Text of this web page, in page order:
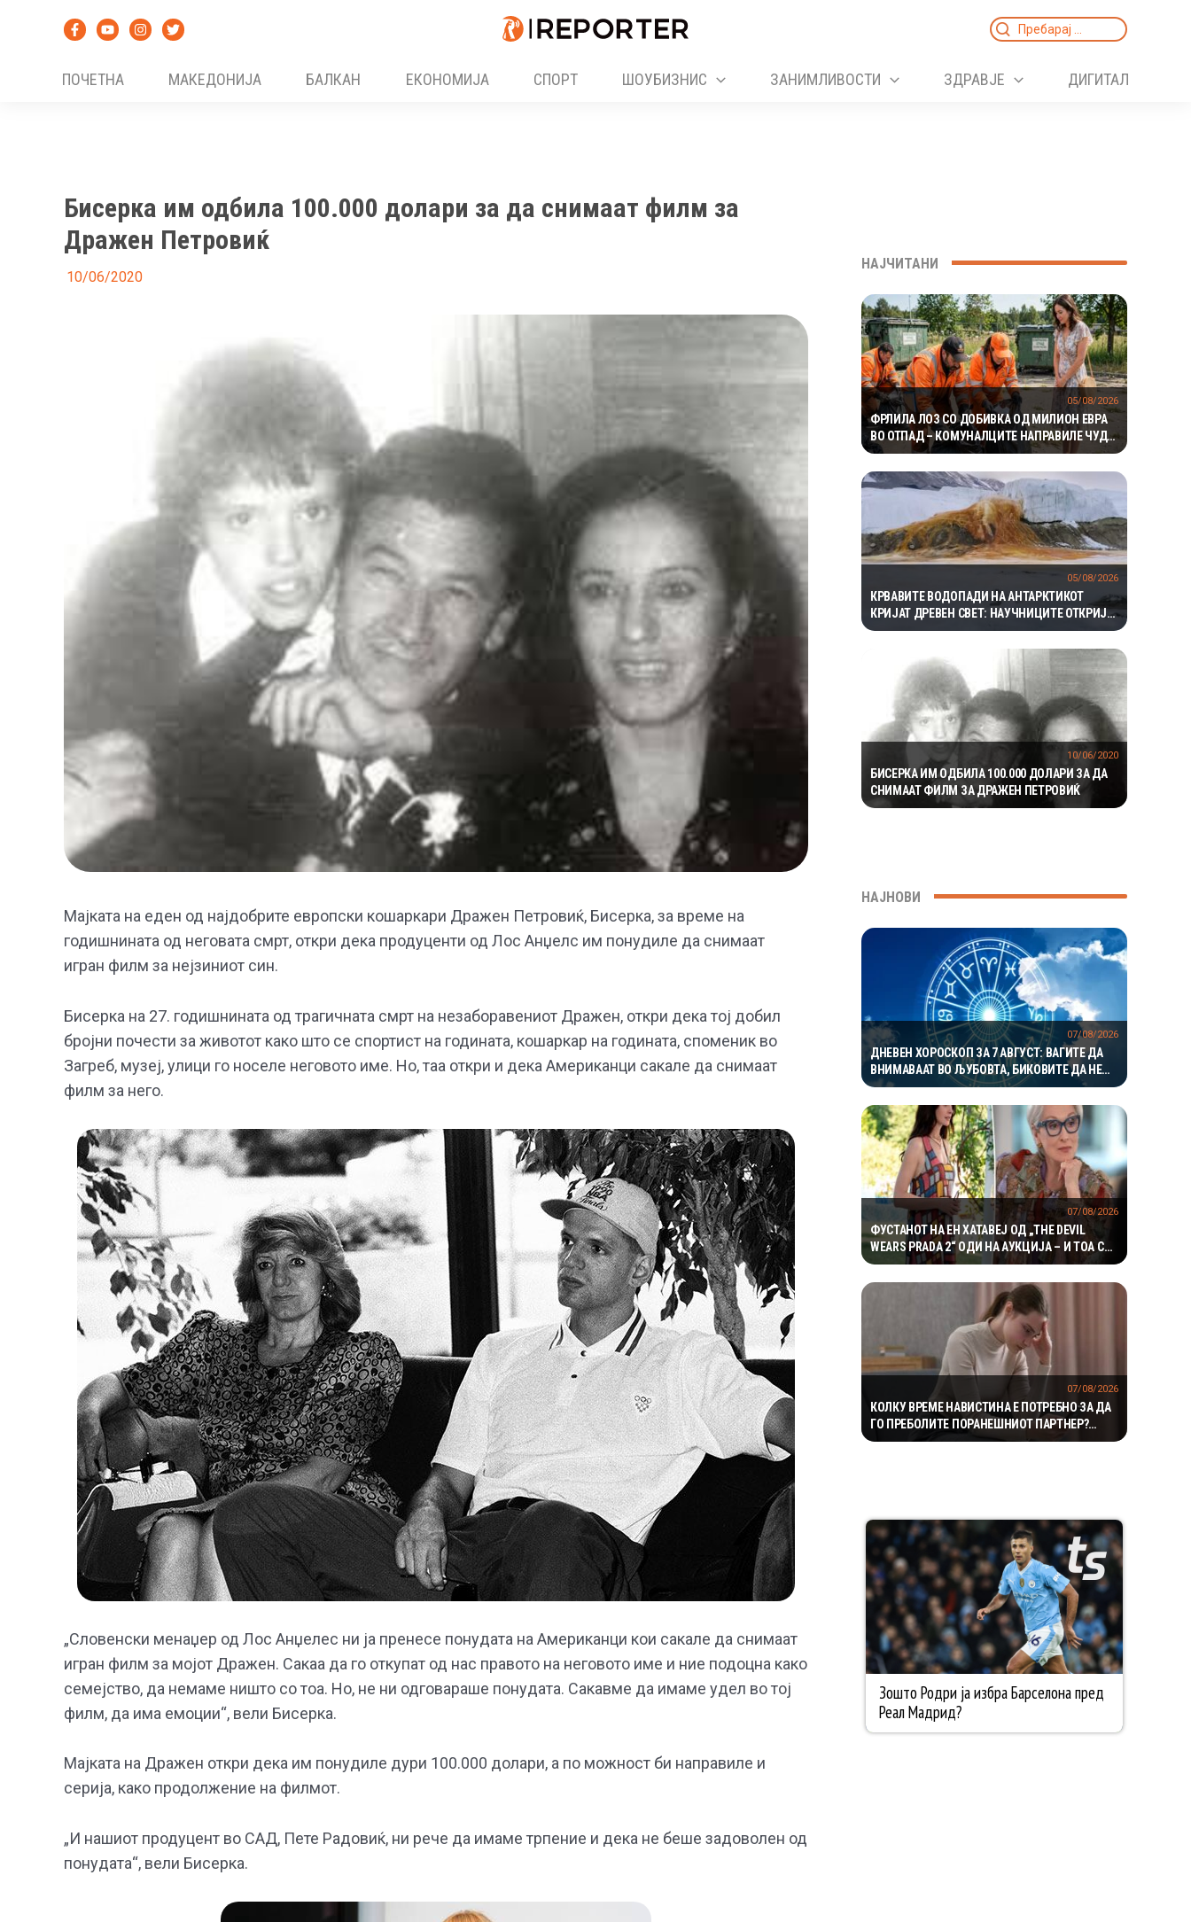
Search
ПОЧЕТНА
МАКЕДОНИЈА БАЛКАН ЕКОНОМИЈА СПОРТ ШОУБИЗНИС ЗАНИМЛИВОСТИ ЗДРАВЈЕ ДИГИТАЛ
Бисерка им одбила 100.000 долари за да снимаат филм за
Дражен Петровиќ
10/06/2020
Мајката на еден од најдобрите европски кошаркари Дражен Петровиќ, Бисерка, за време на
годишнината од неговата смрт, откри дека продуценти од Лос Анџелс им понудиле да снимаат
игран филм за нејзиниот син.
Бисерка на 27. годишнината од трагичната смрт на незаборавениот Дражен, откри дека тој добил
бројни почести за животот како што се спортист на годината, кошаркар на годината, споменик во
Загреб, музеј, улици го носеле неговото име. Но, таа откри и дека Американци сакале да снимаат
филм за него.
„Словенски менаџер од Лос Анџелес ни ја пренесе понудата на Американци кои сакале да снимаат
игран филм за мојот Дражен. Сакаа да го откупат од нас правото на неговото име и ние подоцна како
семејство, да немаме ништо со тоа. Но, не ни одговараше понудата. Сакавме да имаме удел во тој
филм, да има емоции“, вели Бисерка.
Мајката на Дражен откри дека им понудиле дури 100.000 долари, а по можност би направиле и
серија, како продолжение на филмот.
„И нашиот продуцент во САД, Пете Радовиќ, ни рече да имаме трпение и дека не беше задоволен од
понудата“, вели Бисерка.
НАЈЧИТАНИ
ФРЛИЛА ЛОЗ СО ДОБИВКА ОД МИЛИОН ЕВРА
ВО ОТПАД – КОМУНАЛЦИТЕ НАПРАВИЛЕ ЧУДО
ЗА ДА ГО ПРОНАЈДАТ
05/08/2026
КРВАВИТЕ ВОДОПАДИ НА АНТАРКТИКОТ
КРИЈАТ ДРЕВЕН СВЕТ: НАУЧНИЦИТЕ ОТКРИЈА
ЕКОСИСТЕМ ИЗОЛИРАН ПОВЕЌЕ ОД 1,5
05/08/2026
БИСЕРКА ИМ ОДБИЛА 100.000 ДОЛАРИ ЗА ДА
СНИМААТ ФИЛМ ЗА ДРАЖЕН ПЕТРОВИЌ
10/06/2020
НАЈНОВИ
ДНЕВЕН ХОРОСКОП ЗА 7 АВГУСТ: ВАГИТЕ ДА
ВНИМАВААТ ВО ЉУБОВТА, БИКОВИТЕ ДА НЕ
РИЗИКУВААТ НА РАБОТА
07/08/2026
ФУСТАНОТ НА ЕН ХАТАВЕЈ ОД „THE DEVIL
WEARS PRADA 2“ ОДИ НА АУКЦИЈА – И ТОА СО
ДАМКИТЕ ОД СНИМАЊЕТО
07/08/2026
КОЛКУ ВРЕМЕ НАВИСТИНА Е ПОТРЕБНО ЗА ДА
ГО ПРЕБОЛИТЕ ПОРАНЕШНИОТ ПАРТНЕР?
„ПРАВИЛОТО БЕЗ КОНТАКТ“ НЕ Е МАГИЧНА
07/08/2026